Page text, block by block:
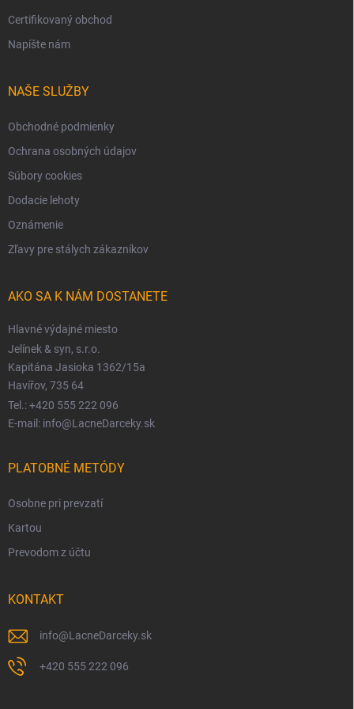
Certifikovaný obchod
Napíšte nám
NAŠE SLUŽBY
Obchodné podmienky
Ochrana osobných údajov
Súbory cookies
Dodacie lehoty
Oznámenie
Zľavy pre stálych zákazníkov
AKO SA K NÁM DOSTANETE
Hlavné výdajné miesto
Jelínek & syn, s.r.o.
Kapitána Jasioka 1362/15a
Havířov, 735 64
Tel.: +420 555 222 096
E-mail: info@LacneDarceky.sk
PLATOBNÉ METÓDY
Osobne pri prevzatí
Kartou
Prevodom z účtu
KONTAKT
info@LacneDarceky.sk
+420 555 222 096